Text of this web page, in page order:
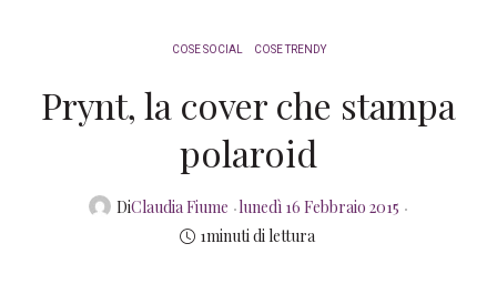
COSE SOCIAL COSE TRENDY
Prynt, la cover che stampa
polaroid
DiClaudia Fiume Posted
on
lunedì 16 Febbraio 2015
1minuti di lettura